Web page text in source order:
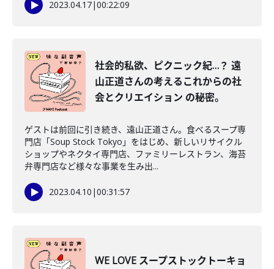
2023.04.17|00:22:09
社会的私欲、ピクニック紀…？ 遠
山正道さんの考えるこれからの社
会とクリエイション の秘密。
ゲストは前回に引き続き、遠山正道さん。食べるスープ専
門店「Soup Stock Tokyo」をはじめ、新しいリサイクル
ショップやネクタイ専門店、ファミリーレストラン、海苔
弁専門店など様々な事業を生み出...
2023.04.10 |00:31:57
WE LOVE スープストックトーキョ